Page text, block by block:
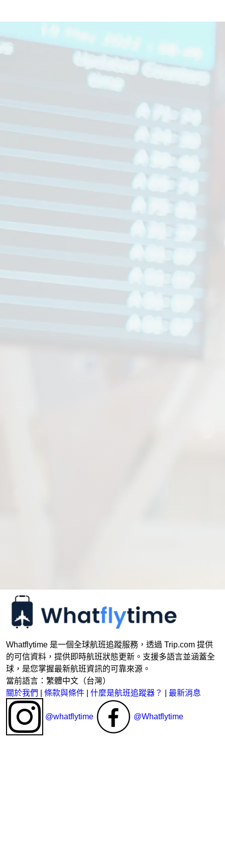
Whatflytime 是一個全球航班追蹤服務，透過 Trip.com 提供
的可信資料，提供即時航班狀態更新。支援多語言並涵蓋全
球，是您掌握最新航班資訊的可靠來源。
當前語言：繁體中文（台灣）
關於我們
條款與條件 什麼是航班追蹤器？ 最新消息
@whatflytime @Whatflytime